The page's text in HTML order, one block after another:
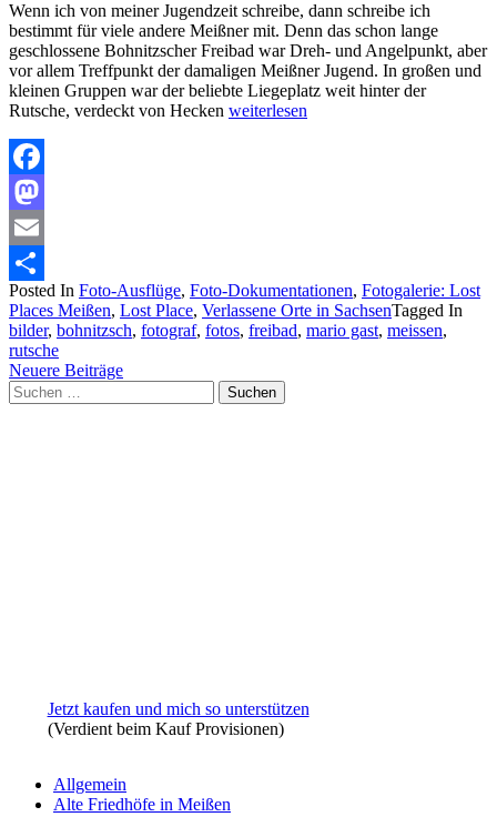
Wenn ich von meiner Jugendzeit schreibe, dann schreibe ich
bestimmt für viele andere Meißner mit. Denn das schon lange
geschlossene Bohnitzscher Freibad war Dreh- und Angelpunkt, aber
vor allem Treffpunkt der damaligen Meißner Jugend. In großen und
kleinen Gruppen war der beliebte Liegeplatz weit hinter der
Rutsche, verdeckt von Hecken weiterlesen
Facebook
Mastodon
Email
Teilen
Posted In Foto-Ausflüge, Foto-Dokumentationen, Fotogalerie: Lost
Places Meißen, Lost Place, Verlassene Orte in SachsenTagged In
bilder, bohnitzsch, fotograf, fotos, freibad, mario gast, meissen,
rutsche
Beitragsnavigation
Neuere Beiträge
Suchen
nach:
Jetzt kaufen und mich so unterstützen
(Verdient beim Kauf Provisionen)
Allgemein
Alte Friedhöfe in Meißen